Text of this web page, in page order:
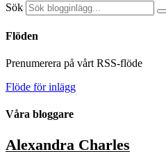
Sök
Flöden
Prenumerera på vårt RSS-flöde
Flöde för inlägg
Våra bloggare
Alexandra Charles